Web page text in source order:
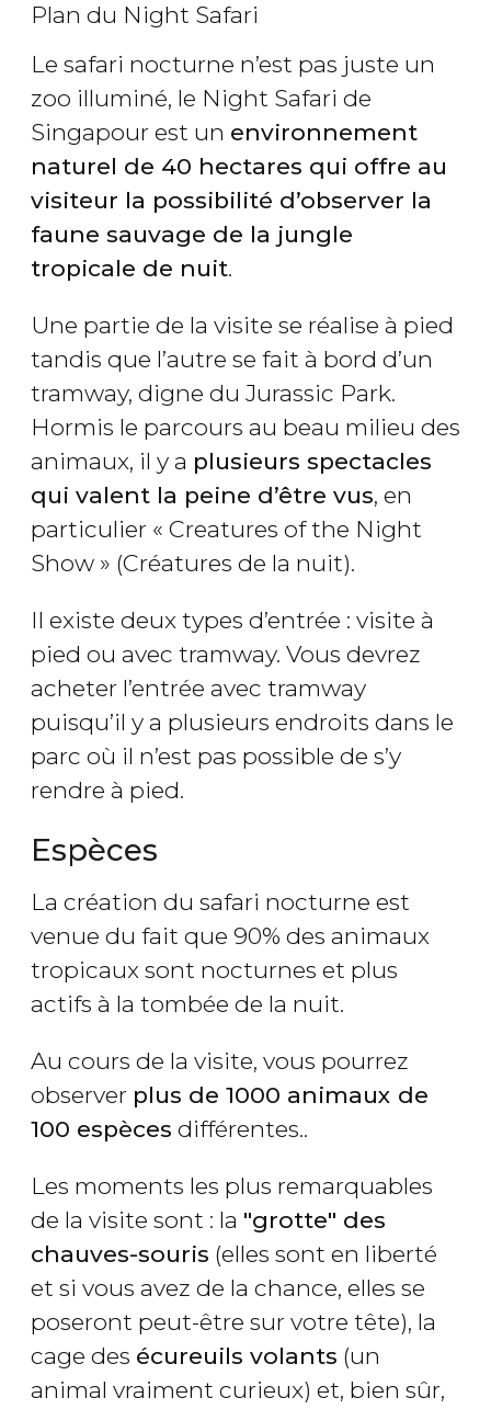
Plan du Night Safari
Le safari nocturne n’est pas juste un
zoo illuminé, le Night Safari de
Singapour est un environnement
naturel de 40 hectares qui offre au
visiteur la possibilité d’observer la
faune sauvage de la jungle
tropicale de nuit.
Une partie de la visite se réalise à pied
tandis que l’autre se fait à bord d’un
tramway, digne du Jurassic Park.
Hormis le parcours au beau milieu des
animaux, il y a plusieurs spectacles
qui valent la peine d’être vus, en
particulier « Creatures of the Night
Show » (Créatures de la nuit).
Il existe deux types d’entrée : visite à
pied ou avec tramway. Vous devrez
acheter l’entrée avec tramway
puisqu’il y a plusieurs endroits dans le
parc où il n’est pas possible de s’y
rendre à pied.
Espèces
La création du safari nocturne est
venue du fait que 90% des animaux
tropicaux sont nocturnes et plus
actifs à la tombée de la nuit.
Au cours de la visite, vous pourrez
observer plus de 1000 animaux de
100 espèces différentes..
Les moments les plus remarquables
de la visite sont : la "grotte" des
chauves-souris (elles sont en liberté
et si vous avez de la chance, elles se
poseront peut-être sur votre tête), la
cage des écureuils volants (un
animal vraiment curieux) et, bien sûr,